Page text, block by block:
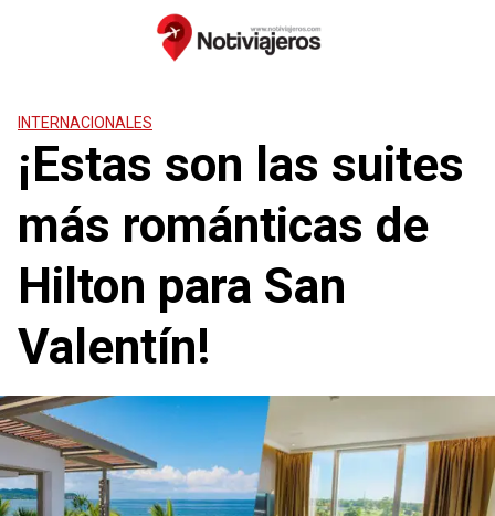
INTERNACIONALES
¡Estas son las suites
más románticas de
Hilton para San
Valentín!